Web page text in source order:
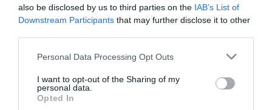
also be disclosed by us to third parties on the IAB’s List of
Downstream Participants that may further disclose it to other
Please note that this website/app uses one or more Google
not limited to your visit or usage behaviour. You may click to
grant or deny consent to Google and its third-party tags to
use your data for below specified purposes in below Google
Personal Data Processing Opt Outs
I want to opt-out of the Sharing of my
personal data.
Opted In
Συνταγματική Αναθεώρηση και φορτώνει ευθύνες στη